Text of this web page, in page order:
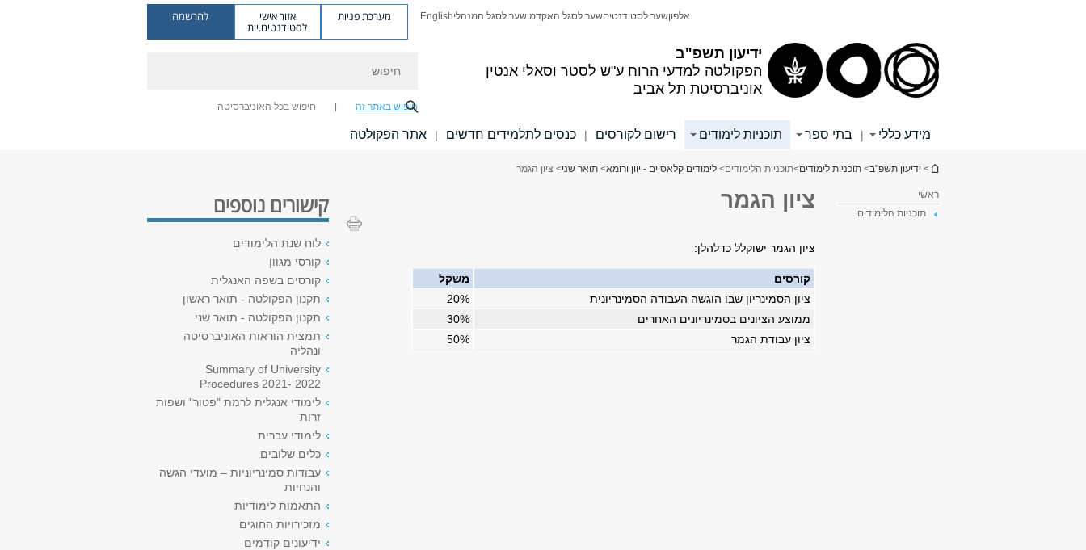
ידיעון תשפ"ב
הפקולטה למדעי הרוח ע"ש לסטר וסאלי אנטין
אוניברסיטת תל אביב
אלפוןשער לסטודנטיםשער לסגל האקדמישער לסגל המנהליEnglish מערכת פניות אזור אישי
לסטודנטים.יות
להרשמה
חיפוש באתר זה חיפוש בכל האוניברסיטה
מידע כללי | בתי ספר תוכניות לימודים רישום לקורסים | כנסים לתלמידים חדשים | אתר הפקולטה
הינך נמצא כאן
> ידיעון תשפ"ב> תוכניות לימודים>תוכניות הלימודים> לימודים קלאסיים - יוון ורומא> תואר שני> ציון הגמר
ראשי
תוכניות הלימודים
ציון הגמר
ציון הגמר ישוקלל כדלהלן:
קורסים
משקל
ציון הסמינריון שבו הוגשה העבודה הסמינריונית
20%
ממוצע הציונים בסמינריונים האחרים
30%
ציון עבודת הגמר
50%
קישורים נוספים
לוח שנת הלימודים
קורסי מגוון
קורסים בשפה האנגלית
תקנון הפקולטה - תואר ראשון
תקנון הפקולטה - תואר שני
תמצית הוראות האוניברסיטה
ונהליה
Summary of University
Procedures 2021- 2022
לימודי אנגלית לרמת "פטור" ושפות
זרות
לימודי עברית
כלים שלובים
עבודות סמינריוניות – מועדי הגשה
והנחיות
התאמות לימודיות
מזכירויות החוגים
ידיעונים קודמים